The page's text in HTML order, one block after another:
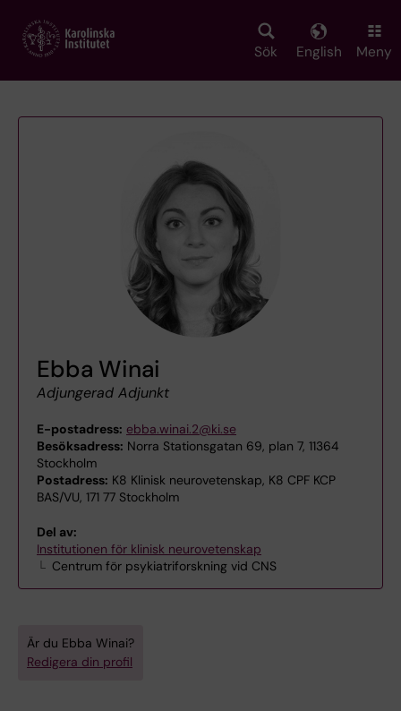
main
Sök English Meny
Ebba Winai
Adjungerad Adjunkt
E-postadress: ebba.winai.2@ki.se
Besöksadress: Norra Stationsgatan 69, plan 7, 11364
Stockholm
Postadress: K8 Klinisk neurovetenskap, K8 CPF KCP
BAS/VU, 171 77 Stockholm
Del av:
Institutionen för klinisk neurovetenskap
Centrum för psykiatriforskning vid CNS
Är du Ebba Winai?
Redigera din profil